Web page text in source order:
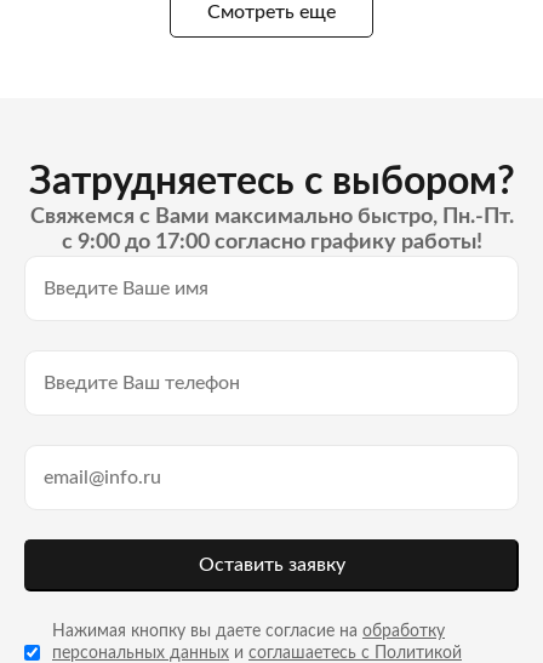
Смотреть еще
Затрудняетесь с выбором?
Свяжемся с Вами максимально быстро, Пн.-Пт.
с 9:00 до 17:00 согласно графику работы!
Оставить заявку
Нажимая кнопку вы даете согласие на обработку
персональных данных и соглашаетесь с Политикой